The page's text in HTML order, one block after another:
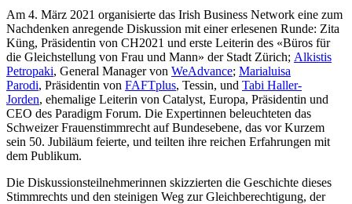
Am 4. März 2021 organisierte das Irish Business Network eine zum
Nachdenken anregende Diskussion mit einer erlesenen Runde: Zita
Küng, Präsidentin von CH2021 und erste Leiterin des «Büros für
die Gleichstellung von Frau und Mann» der Stadt Zürich; Alkistis
Petropaki, General Manager von WeAdvance; Marialuisa
Parodi, Präsidentin von FAFTplus, Tessin, und Tabi Haller-
Jorden, ehemalige Leiterin von Catalyst, Europa, Präsidentin und
CEO des Paradigm Forum. Die Expertinnen beleuchteten das
Schweizer Frauenstimmrecht auf Bundesebene, das vor Kurzem
sein 50. Jubiläum feierte, und teilten ihre reichen Erfahrungen mit
dem Publikum.
Die Diskussionsteilnehmerinnen skizzierten die Geschichte dieses
Stimmrechts und den steinigen Weg zur Gleichberechtigung, der